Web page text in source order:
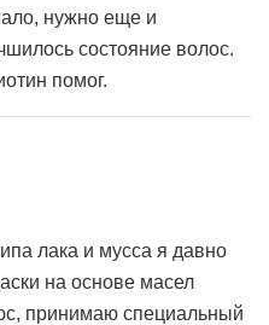
нужно еще и
состояние волос.
помог.
лака и мусса я давно
на основе масел
принимаю специальный